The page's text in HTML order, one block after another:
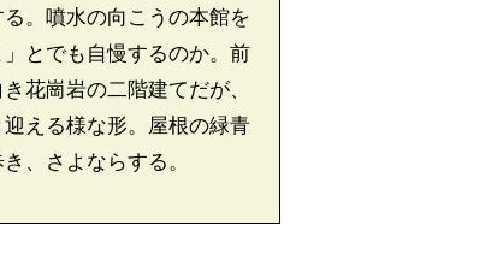
。噴水の向こうの本館を
とでも自慢するのか。前
花崗岩の二階建てだが、
える様な形。屋根の緑青
、さよならする。